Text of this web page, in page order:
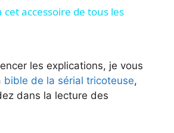
a
V
cet accessoire de tous les
les explications, je vous
bible de la sérial tricoteuse,
dans la lecture des